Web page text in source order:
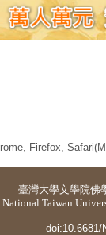
Firefox,
臺灣大學文學院佛
National Taiwan
doi:10.6681/